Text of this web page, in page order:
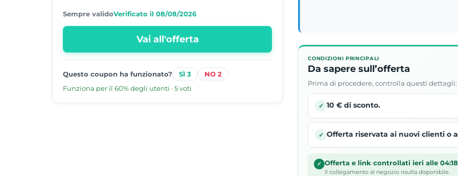
Sempre validoVerificato il 08/08/2026
Vai all'offerta
Questo coupon ha funzionato? 3
2
Funziona per il 60% degli utenti · 5 voti
CONDIZIONI PRINCIPALI
Da sapere sull’offerta
Prima di procedere, controlla questi dettagli:
✓ 10 € di sconto.
✓ Offerta riservata ai nuovi clienti o
✓ Offerta e link controllati ieri alle 04:18
Il collegamento al negozio risulta disponibile.